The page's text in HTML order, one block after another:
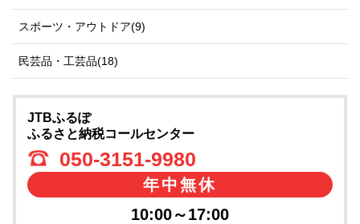
スポーツ・アウトドア(9)
民芸品・工芸品(18)
JTBふるぽ
ふるさと納税コールセンター
050-3151-9980
年中無休
10:00～17:00